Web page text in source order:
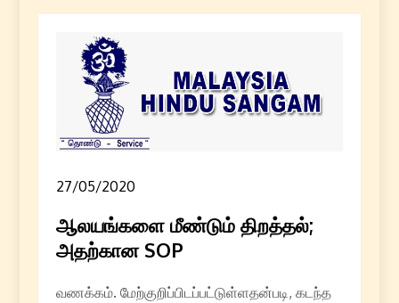
27/05/2020
ஆலயங்களை மீண்டும் திறத்தல்;
அதற்கான SOP
வணக்கம். மேற்குறிப்பிடப்பட்டுள்ளதன்படி, கடந்த